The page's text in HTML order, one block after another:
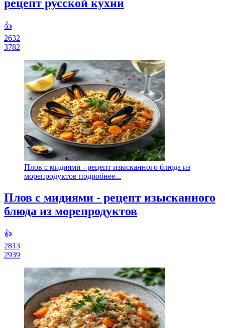
рецепт русской кухни
👍
2632
3782
Плов с мидиями - рецепт изысканного блюда из
морепродуктов подробнее...
Плов с мидиями - рецепт изысканного
блюда из морепродуктов
👍
2813
2939